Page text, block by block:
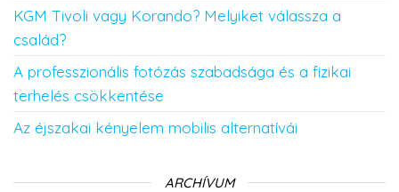
KGM Tivoli vagy Korando? Melyiket válassza a
család?
A professzionális fotózás szabadsága és a fizikai
terhelés csökkentése
Az éjszakai kényelem mobilis alternatívái
ARCHÍVUM